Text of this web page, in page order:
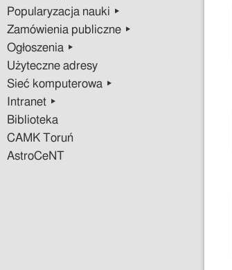
Popularyzacja nauki ▸
Zamówienia publiczne ▸
Ogłoszenia ▸
Użyteczne adresy
Sieć komputerowa ▸
Intranet ▸
Biblioteka
CAMK Toruń
AstroCeNT